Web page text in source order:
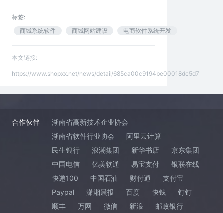
标签:
商城系统软件
商城网站建设 电商软件系统开发
本文链接:
https://www.shopxx.net/news/detail/685ca00c9194be00018dc5d7
合作伙伴
湖南省高新技术企业协会
湖南省软件行业协会
阿里云计算
民生银行
浪潮集团 新华书店
京东集团
中国电信
亿美软通 易宝支付
银联在线
快递100
中国石油 财付通
支付宝
Paypal
潇湘晨报 百度 快钱
钉钉
顺丰
万网 微信 新浪 邮政银行